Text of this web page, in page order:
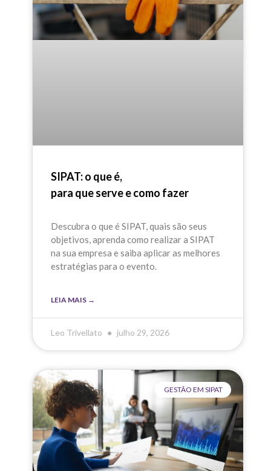
SIPAT: o que é,
para que serve e como fazer
Descubra o que é SIPAT, quais são seus
objetivos, aprenda como realizar a SIPAT
na sua empresa e saiba aplicar as melhores
estratégias para o evento.
LEIA MAIS →
Leo Trivellato julho 29, 2026
GESTÃO EM SIPAT